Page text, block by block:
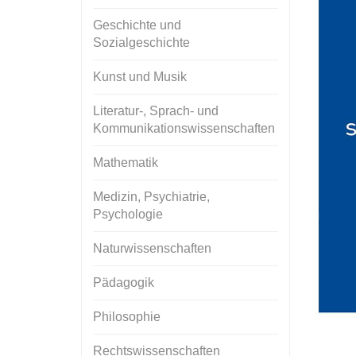
Geschichte und
Sozialgeschichte
Kunst und Musik
Literatur-, Sprach- und
Kommunikationswissenschaften
Mathematik
Medizin, Psychiatrie,
Psychologie
Naturwissenschaften
Pädagogik
Philosophie
Rechtswissenschaften